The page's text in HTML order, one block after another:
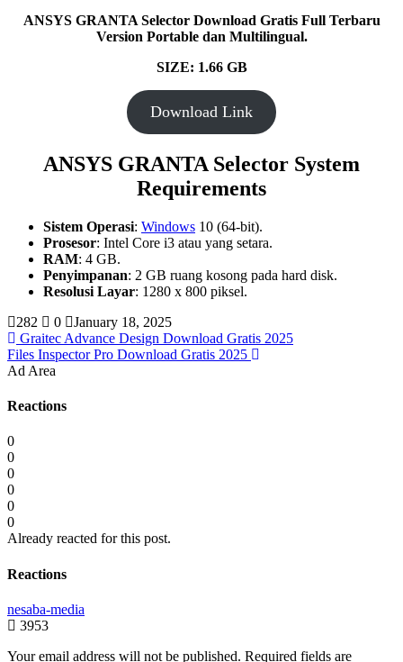
ANSYS GRANTA Selector Download Gratis Full Terbaru
Version Portable dan Multilingual.
SIZE: 1.66 GB
Download Link
ANSYS GRANTA Selector System
Requirements
Sistem Operasi: Windows 10 (64-bit).
Prosesor: Intel Core i3 atau yang setara.
RAM: 4 GB.
Penyimpanan: 2 GB ruang kosong pada hard disk.
Resolusi Layar: 1280 x 800 piksel.
282
0
January 18, 2025
Graitec Advance Design Download Gratis 2025
Files Inspector Pro Download Gratis 2025
Ad Area
Reactions
0
0
0
0
0
0
Already reacted for this post.
Reactions
nesaba-media
3953
Your email address will not be published. Required fields are